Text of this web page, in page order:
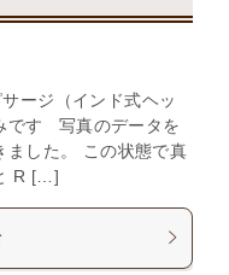
ージ（インド式ヘッ
です 写真のデータを
ました。 この状態で真
R […]